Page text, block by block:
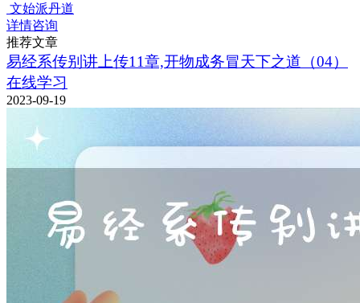
文始派丹道
详情咨询
推荐文章
易经系传别讲上传11章,开物成务冒天下之道（04）
在线学习
2023-09-19